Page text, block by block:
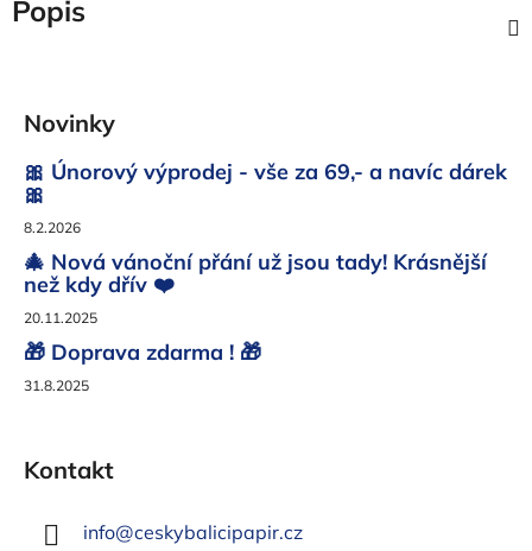
Popis
Novinky
🎀 Únorový výprodej - vše za 69,- a navíc dárek
🎀
8.2.2026
🎄 Nová vánoční přání už jsou tady! Krásnější
než kdy dřív ❤️
20.11.2025
🎁 Doprava zdarma ! 🎁
31.8.2025
Kontakt
info@ceskybalicipapir.cz